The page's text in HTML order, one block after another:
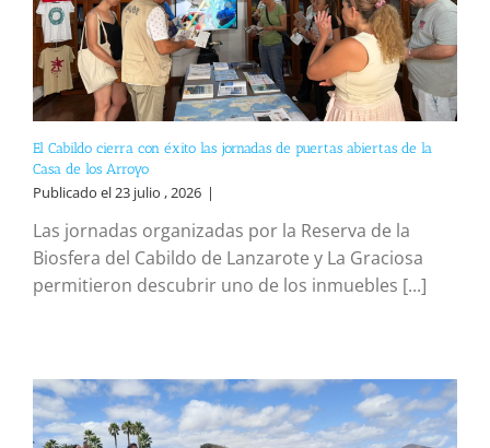
El Cabildo cierra con éxito las jornadas de puertas abiertas de la
Casa de los Arroyo
Publicado el 23 julio , 2026 |
Las jornadas organizadas por la Reserva de la
Biosfera del Cabildo de Lanzarote y La Graciosa
permitieron descubrir uno de los inmuebles [...]